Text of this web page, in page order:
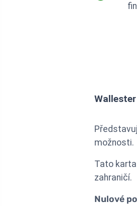
možnosti.
Tato
zahraničí.
Nulové